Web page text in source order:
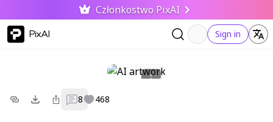
Członkostwo PixAI
PixAI Sign in
8 468